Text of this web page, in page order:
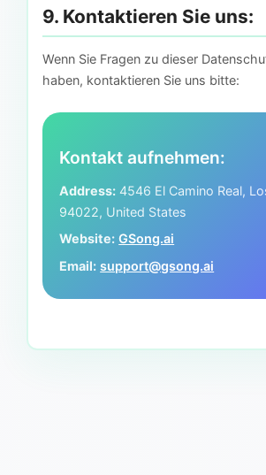
9. Kontaktieren Sie uns:
Wenn Sie Fragen zu dieser
haben, kontaktieren Sie uns bitte:
Kontakt aufnehmen:
Address: 4546 El Camino Real,
94022, United States
Website: GSong.ai
Email: support@gsong.ai